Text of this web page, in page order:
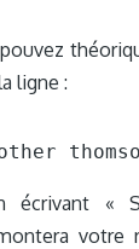
ligne :
écrivant «
votre